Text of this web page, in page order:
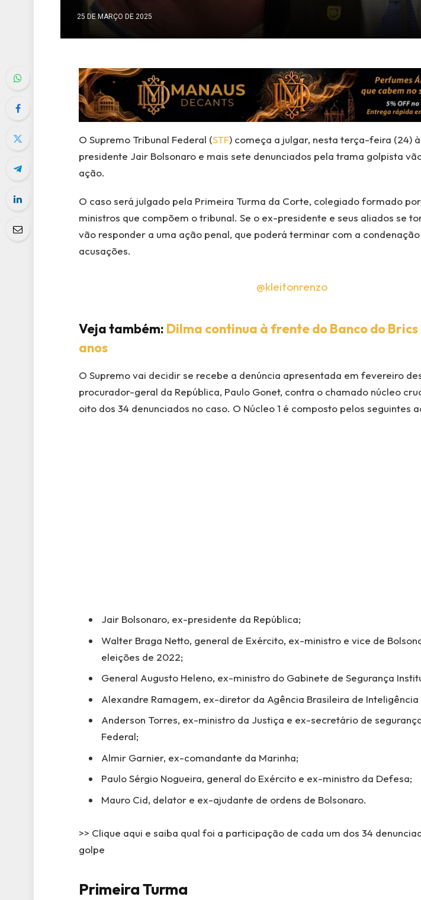
25 DE MARÇO DE 2025
O Supremo Tribunal Federal (STF) começa a julgar, nesta terça-feira (24)
presidente Jair Bolsonaro e mais sete denunciados pela trama golpista
ação.
O caso será julgado pela Primeira Turma da Corte, colegiado formado por
ministros que compõem o tribunal. Se o ex-presidente e seus aliados se
vão responder a uma ação penal, que poderá terminar com a
acusações.
@kleitonrenzo
Veja também: Dilma continua à frente do Banco do Brics
anos
O Supremo vai decidir se recebe a denúncia apresentada em fevereiro
procurador-geral da República, Paulo Gonet, contra o chamado núcleo
oito dos 34 denunciados no caso. O Núcleo 1 é composto pelos seguintes
Jair Bolsonaro, ex-presidente da República;
Walter Braga Netto, general de Exército, ex-ministro e vice de
eleições de 2022;
General Augusto Heleno, ex-ministro do Gabinete de Segurança
Alexandre Ramagem, ex-diretor da Agência Brasileira de Inteligência
Anderson Torres, ex-ministro da Justiça e ex-secretário de
Federal;
Almir Garnier, ex-comandante da Marinha;
Paulo Sérgio Nogueira, general do Exército e ex-ministro da Defesa;
Mauro Cid, delator e ex-ajudante de ordens de Bolsonaro.
>> Clique aqui e saiba qual foi a participação de cada um dos 34
golpe
Primeira Turma